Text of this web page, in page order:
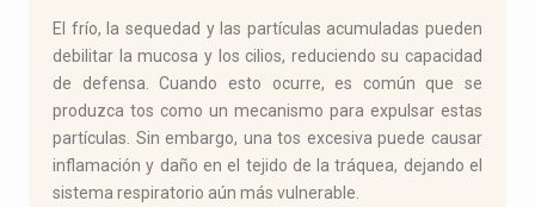
El frío, la sequedad y las partículas acumuladas pueden
debilitar la mucosa y los cilios, reduciendo su capacidad
de defensa. Cuando esto ocurre, es común que se
produzca tos como un mecanismo para expulsar estas
partículas. Sin embargo, una tos excesiva puede causar
inflamación y daño en el tejido de la tráquea, dejando el
sistema respiratorio aún más vulnerable.